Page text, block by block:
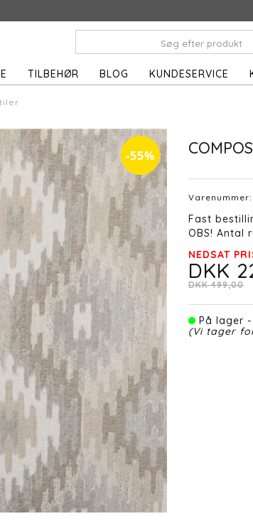
TILBEHØR BLOG KUNDESERVICE
-55%
Varenummer:
Fast
OBS! Antal
NEDSAT
DKK
DKK 499,00
På lager -
(Vi tager